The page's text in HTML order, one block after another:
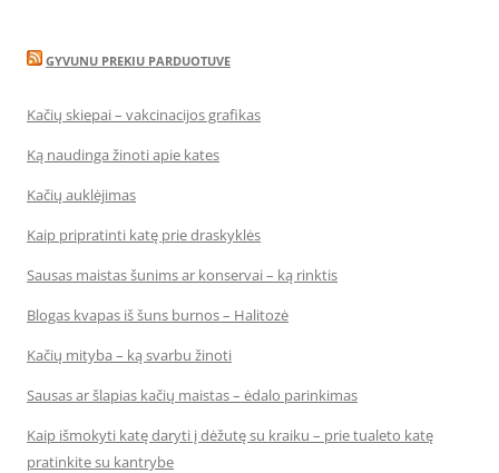
GYVUNU PREKIU PARDUOTUVE
Kačių skiepai – vakcinacijos grafikas
Ką naudinga žinoti apie kates
Kačių auklėjimas
Kaip pripratinti katę prie draskyklės
Sausas maistas šunims ar konservai – ką rinktis
Blogas kvapas iš šuns burnos – Halitozė
Kačių mityba – ką svarbu žinoti
Sausas ar šlapias kačių maistas – ėdalo parinkimas
Kaip išmokyti katę daryti į dėžutę su kraiku – prie tualeto katę
pratinkite su kantrybe